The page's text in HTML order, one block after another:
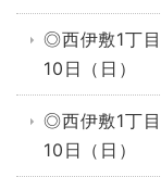
◎西伊敷1丁
10日（日）
◎西伊敷1丁
10日（日）